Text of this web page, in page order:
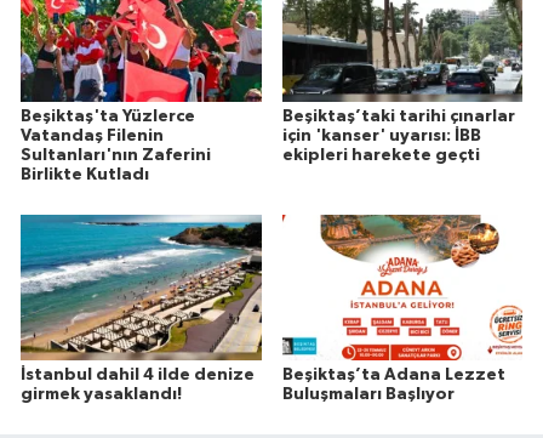
Beşiktaş'ta Yüzlerce
Vatandaş Filenin
Sultanları'nın Zaferini
Birlikte Kutladı
Beşiktaş’taki tarihi çınarlar
için 'kanser' uyarısı: İBB
ekipleri harekete geçti
İstanbul dahil 4 ilde denize
girmek yasaklandı!
Beşiktaş’ta Adana Lezzet
Buluşmaları Başlıyor